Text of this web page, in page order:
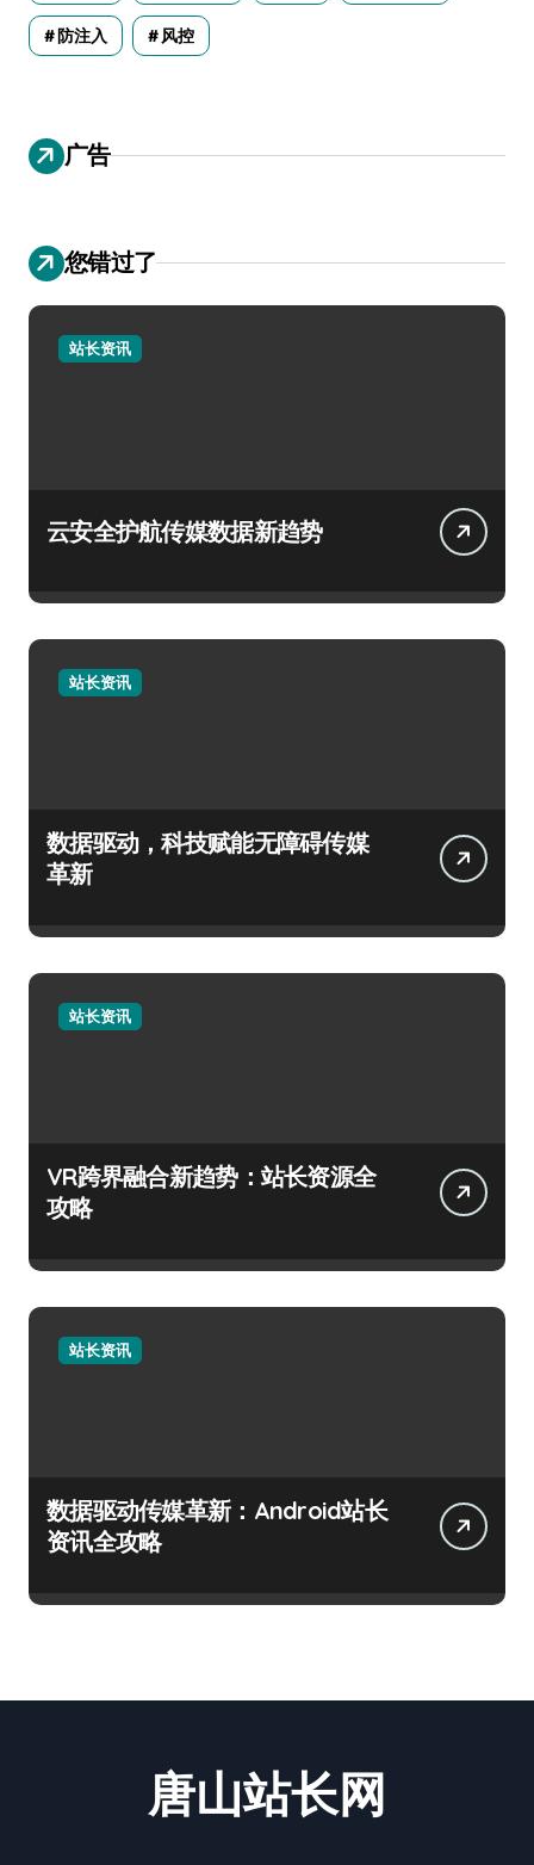
防注入 风控
广告
您错过了
站长资讯
云安全护航传媒数据新趋势
站长资讯
数据驱动，科技赋能无障碍传媒
革新
站长资讯
VR跨界融合新趋势：站长资源全
攻略
站长资讯
数据驱动传媒革新：Android站长
资讯全攻略
唐山站长网